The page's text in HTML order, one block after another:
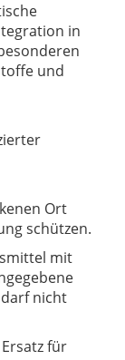
in
und
Ort
schützen.
mit
nicht
für